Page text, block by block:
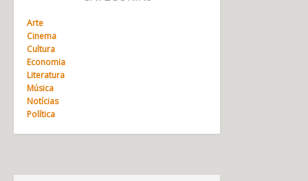
Arte
Cinema
Cultura
Economia
Literatura
Música
Notícias
Política